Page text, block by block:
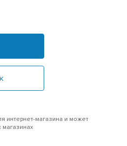
интернет-магазина и может
магазинах